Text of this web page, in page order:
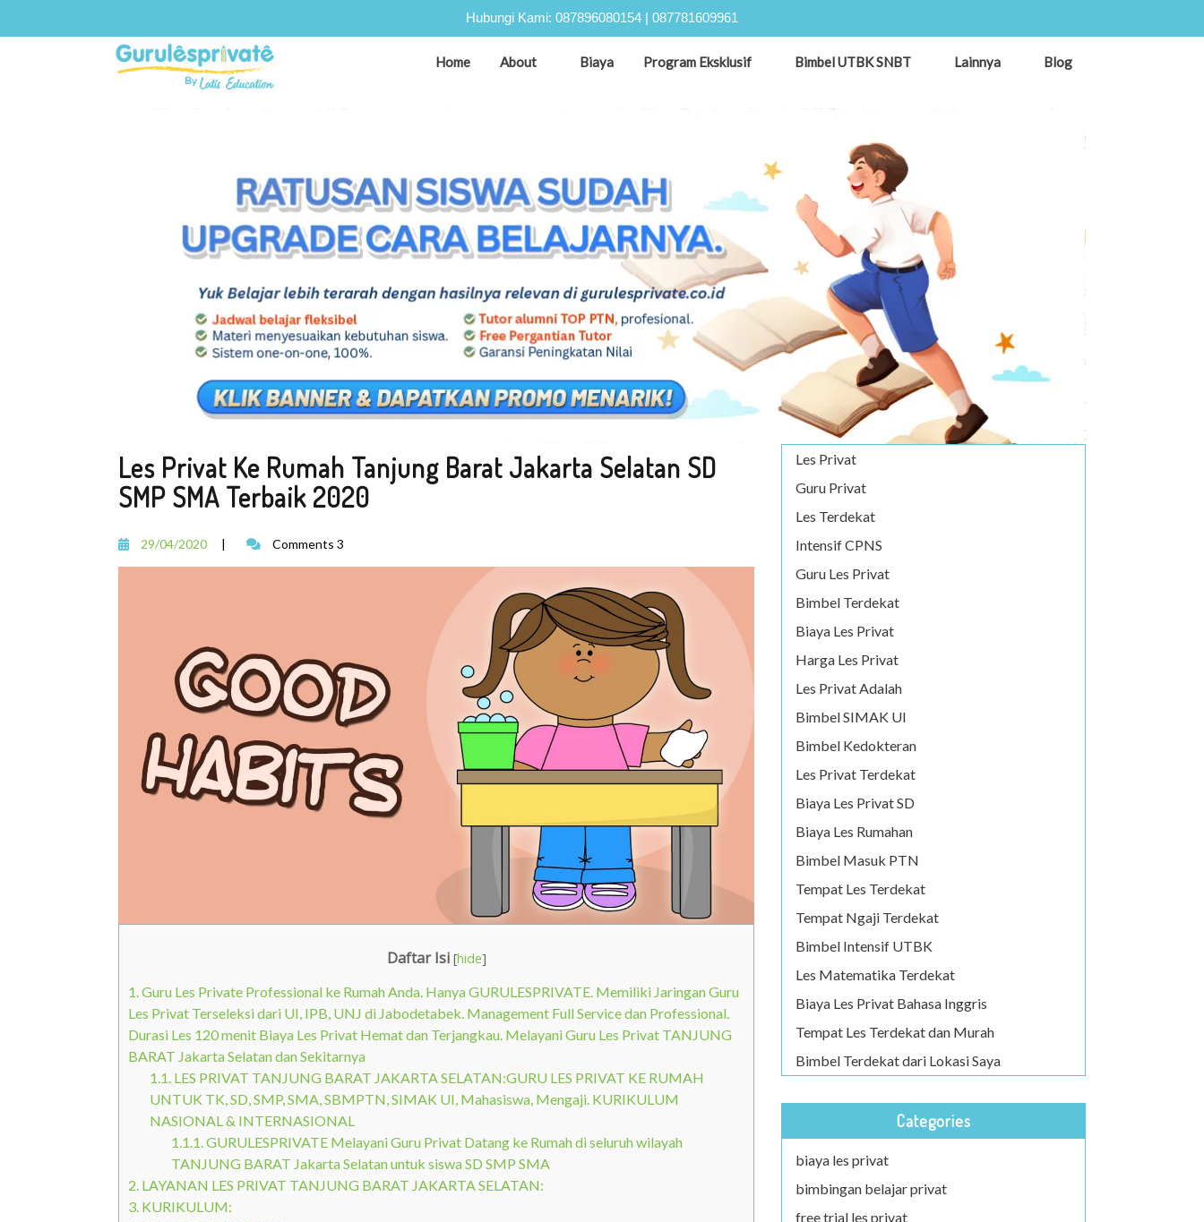
Hubungi Kami: 087896080154 | 087781609961
Home About Biaya Program Eksklusif Bimbel UTBK SNBT Lainnya Blog
Les Privat Ke Rumah Tanjung Barat Jakarta Selatan SD
SMP SMA Terbaik 2020
29/04/2020 | Comments 3
Daftar Isi [hide]
1.Guru Les Private Professional ke Rumah Anda. Hanya GURULESPRIVATE. Memiliki Jaringan Guru
Les Privat Terseleksi dari UI, IPB, UNJ di Jabodetabek. Management Full Service dan Professional.
Durasi Les 120 menit Biaya Les Privat Hemat dan Terjangkau. Melayani Guru Les Privat TANJUNG
BARAT Jakarta Selatan dan Sekitarnya
1.1. LES PRIVAT TANJUNG BARAT JAKARTA SELATAN:GURU LES PRIVAT KE RUMAH
UNTUK TK, SD, SMP, SMA, SBMPTN, SIMAK UI, Mahasiswa, Mengaji. KURIKULUM
NASIONAL & INTERNASIONAL
1.1.1.GURULESPRIVATE Melayani Guru Privat Datang ke Rumah di seluruh wilayah
TANJUNG BARAT Jakarta Selatan untuk siswa SD SMP SMA
2. LAYANAN LES PRIVAT TANJUNG BARAT JAKARTA SELATAN:
3. KURIKULUM:
Les Privat
Guru Privat
Les Terdekat
Intensif CPNS
Guru Les Privat
Bimbel Terdekat
Biaya Les Privat
Harga Les Privat
Les Privat Adalah
Bimbel SIMAK UI
Bimbel Kedokteran
Les Privat Terdekat
Biaya Les Privat SD
Biaya Les Rumahan
Bimbel Masuk PTN
Tempat Les Terdekat
Tempat Ngaji Terdekat
Bimbel Intensif UTBK
Les Matematika Terdekat
Biaya Les Privat Bahasa Inggris
Tempat Les Terdekat dan Murah
Bimbel Terdekat dari Lokasi Saya
Categories
biaya les privat
bimbingan belajar privat
free trial les privat